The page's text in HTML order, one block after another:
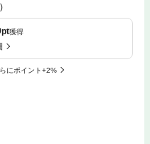
pt獲得
にポイント+2%